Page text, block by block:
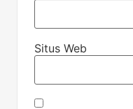
Situs Web